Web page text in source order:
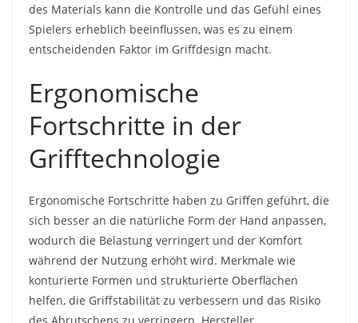
des Materials kann die Kontrolle und das Gefühl eines
Spielers erheblich beeinflussen, was es zu einem
entscheidenden Faktor im Griffdesign macht.
Ergonomische
Fortschritte in der
Grifftechnologie
Ergonomische Fortschritte haben zu Griffen geführt, die
sich besser an die natürliche Form der Hand anpassen,
wodurch die Belastung verringert und der Komfort
während der Nutzung erhöht wird. Merkmale wie
konturierte Formen und strukturierte Oberflächen
helfen, die Griffstabilität zu verbessern und das Risiko
des Abrutschens zu verringern. Hersteller